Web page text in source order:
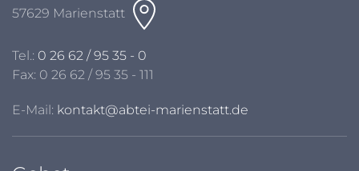
57629 Marienstatt
Tel.: 0 26 62 / 95 35 - 0
Fax: 0 26 62 / 95 35 - 111
E-Mail: kontakt@abtei-marienstatt.de